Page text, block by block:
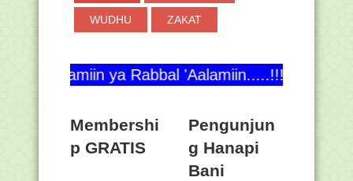
WUDHU ZAKAT
ya Rabbal 'Aalamiin.....!!!
Membershi
p GRATIS
Pengunjun
g Hanapi
Bani